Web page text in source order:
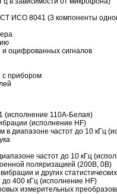
ИСО 8041 (3 компоненты
и оцифрованных сигналов
с прибором
(исполнение 110А-Белая)
(исполнение HF)
диапазоне частот до 10 кГц
частот до 10 кГц
поляризацией (200В, 0В)
и других
400 кГц (исполнение HF)
измерительных